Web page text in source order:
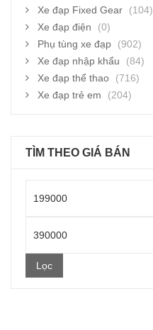
Xe đạp Fixed Gear
(104)
Xe đạp điện
(0)
Phụ tùng xe đạp
(902)
Xe đạp nhập khẩu
(84)
Xe đạp thể thao
(716)
Xe đạp trẻ em
(204)
TÌM THEO GIÁ BÁN
nhất
cao
nhất
Lọc